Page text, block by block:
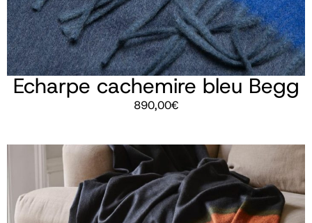
Echarpe cachemire bleu Begg
890,00€